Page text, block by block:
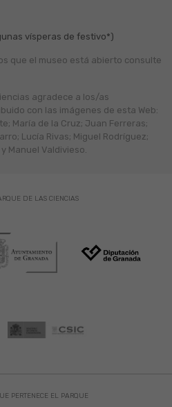
vísperas de festivo*)
que el museo está abierto consulte
agradece a los/as
con las imágenes de esta Web:
María de la Cruz; Juan Ferreras;
Lucía Rivas; Miguel Rodríguez;
Manuel Valdivieso.
PERTENECE EL PARQUE
DE LAS CIENCIAS